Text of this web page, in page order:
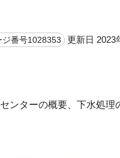
ジ番号1028353 更新日 2023
ンターの概要、下水処理